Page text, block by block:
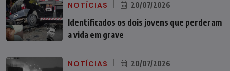
NOTÍCIAS 20/07/2026
Identificados os dois jovens que perderam
a vida em grave
NOTÍCIAS 20/07/2026